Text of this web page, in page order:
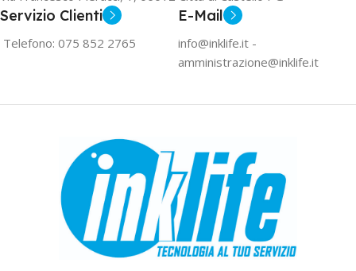
GARANZIA 2 anni
Servizio Clienti
Telefono: 075 852 2765
E-Mail
info@inklife.it -
amministrazione@inklife.it